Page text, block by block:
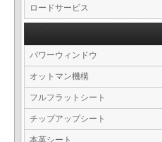
ロードサービス
パワーウィンドウ
オットマン機構
フルフラットシート
チップアップシート
本革シート